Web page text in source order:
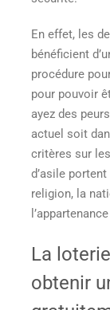
En effet, les
bénéficient
procédure
pour pouvoir
ayez des
actuel soit
critères sur
d’asile
religion, la
La
obtenir